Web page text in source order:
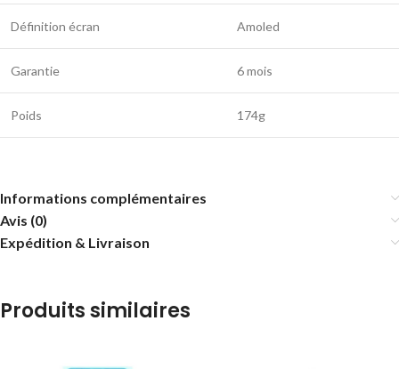
Définition écran Amoled
Garantie 6 mois
Poids 174g
Informations complémentaires
Avis (0)
Expédition & Livraison
Produits similaires